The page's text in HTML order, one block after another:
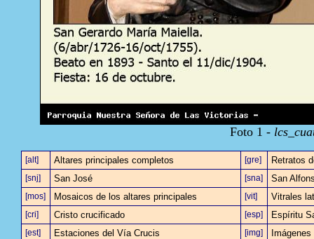
Foto 1 -
[alt] Altares principales completos [gre] Retratos
[snj] San José [sna] San
[mos] Mosaicos de los altares principales [vit] Vitrales
[cri] Cristo crucificado [esp] Espíritu
[est] Estaciones del Vía Crucis [img]